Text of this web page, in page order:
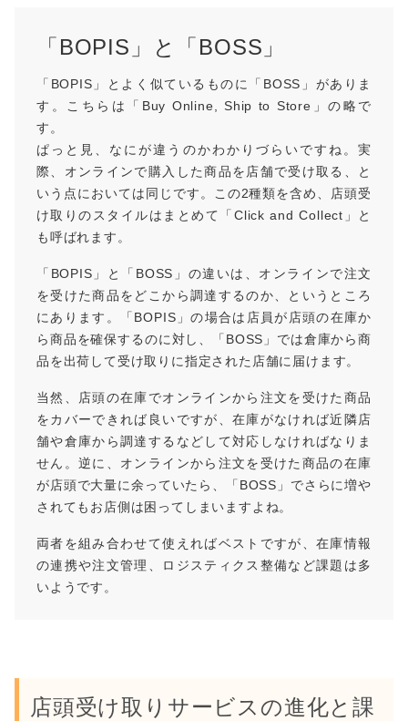
他の事例も見てみる
「BOPIS」と「BOSS」
「BOPIS」とよく似ているものに「BOSS」がありま
す。こちらは「Buy Online, Ship to Store」の略で
す。
ぱっと見、なにが違うのかわかりづらいですね。実
際、オンラインで購入した商品を店舗で受け取る、と
いう点においては同じです。この2種類を含め、店頭受
け取りのスタイルはまとめて「Click and Collect」と
も呼ばれます。
「BOPIS」と「BOSS」の違いは、オンラインで注文
を受けた商品をどこから調達するのか、というところ
にあります。「BOPIS」の場合は店員が店頭の在庫か
ら商品を確保するのに対し、「BOSS」では倉庫から商
品を出荷して受け取りに指定された店舗に届けます。
当然、店頭の在庫でオンラインから注文を受けた商品
をカバーできれば良いですが、在庫がなければ近隣店
舗や倉庫から調達するなどして対応しなければなりま
せん。逆に、オンラインから注文を受けた商品の在庫
が店頭で大量に余っていたら、「BOSS」でさらに増や
されてもお店側は困ってしまいますよね。
両者を組み合わせて使えればベストですが、在庫情報
の連携や注文管理、ロジスティクス整備など課題は多
いようです。
店頭受け取りサービスの進化と課